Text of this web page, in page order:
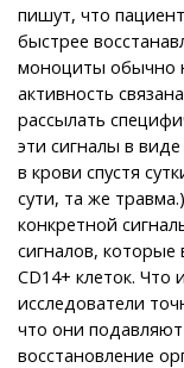
пишут, что
быстрее
моноциты обычно
активность
рассылать
эти сигналы в
в крови спустя
сути, та же
конкретной
сигналов, которые
CD14+ клеток. Что
исследователи
что они
восстановление